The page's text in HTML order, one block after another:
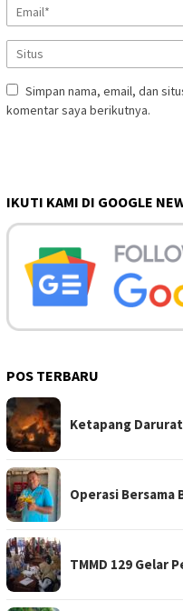
Simpan nama, email, dan
komentar saya berikutnya.
IKUTI KAMI DI GOOGLE
POS TERBARU
Ketapang
Operasi Bersama
TMMD 129 Gelar